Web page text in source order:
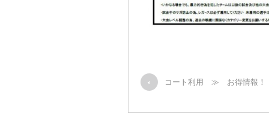
コート利用 ≫ お得情報！